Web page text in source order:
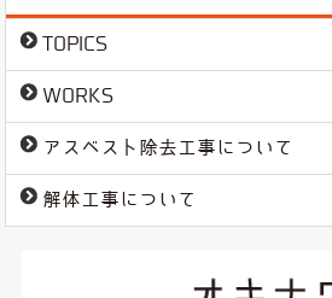
TOPICS
WORKS
アスベスト除去工事について
解体工事について